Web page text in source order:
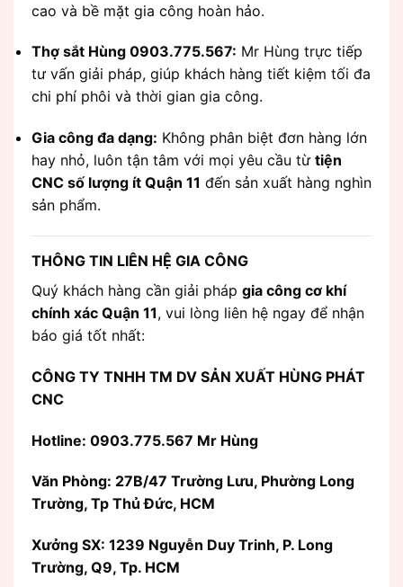
cao và bề mặt gia công hoàn hảo.
Thợ sắt Hùng 0903.775.567: Mr Hùng trực tiếp
tư vấn giải pháp, giúp khách hàng tiết kiệm tối đa
chi phí phôi và thời gian gia công.
Gia công đa dạng: Không phân biệt đơn hàng lớn
hay nhỏ, luôn tận tâm với mọi yêu cầu từ tiện
CNC số lượng ít Quận 11 đến sản xuất hàng nghìn
sản phẩm.
THÔNG TIN LIÊN HỆ GIA CÔNG
Quý khách hàng cần giải pháp gia công cơ khí
chính xác Quận 11, vui lòng liên hệ ngay để nhận
báo giá tốt nhất:
CÔNG TY TNHH TM DV SẢN XUẤT HÙNG PHÁT
CNC
Hotline: 0903.775.567 Mr Hùng
Văn Phòng: 27B/47 Trường Lưu, Phường Long
Trường, Tp Thủ Đức, HCM
Xưởng SX: 1239 Nguyễn Duy Trinh, P. Long
Trường, Q9, Tp. HCM